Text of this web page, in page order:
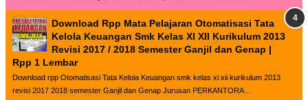
Download Rpp Mata Pelajaran Otomatisasi Tata
Kelola Keuangan Smk Kelas XI XII Kurikulum 2013
Revisi 2017 / 2018 Semester Ganjil dan Genap |
Rpp 1 Lembar
Download rpp Otomatisasi Tata Kelola Keuangan smk kelas xi xii kurikulum 2013
revisi 2017 2018 semester Ganjil dan Genap Jurusan PERKANTORA...